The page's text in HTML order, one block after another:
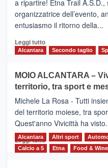
presentata
l’edizione
2026
a ripartire! Etna Trail
organizzatrice dell’evento,
entusiasmo il ritorno della...
Leggi tuttoLeggi
Torna
la
Supermaratona
dell’Etna
Alcantara Secondo taglio
MOIO ALCANTARA –
territorio, tra sport e
Michele La Rosa - Tutti
del territorio moiese, tra
Quest'anno Vivicittà ha
Leggi tutto Leggi
Alcantara Altri sport
Calcio a 5
Etna Food & Wine